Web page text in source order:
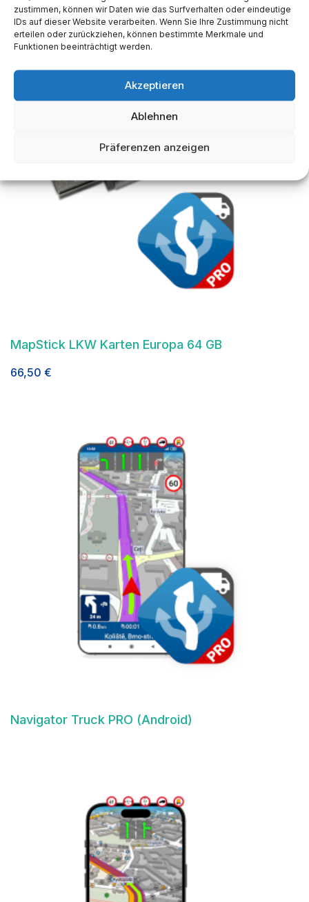
zustimmen, können wir Daten wie das Surfverhalten oder eindeutige
IDs auf dieser Website verarbeiten. Wenn Sie Ihre Zustimmung nicht
erteilen oder zurückziehen, können bestimmte Merkmale und
Funktionen beeinträchtigt werden.
Akzeptieren
Ablehnen
Präferenzen anzeigen
MapStick LKW Karten Europa 64 GB
66,50 €
Navigator Truck PRO (Android)